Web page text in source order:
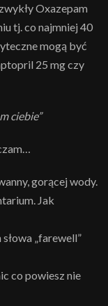
Oxazepam
tj. co najmniej 40
mogą być
25 mg czy
ciebie”
gorącej wody.
Jak
„farewell”
co powiesz nie